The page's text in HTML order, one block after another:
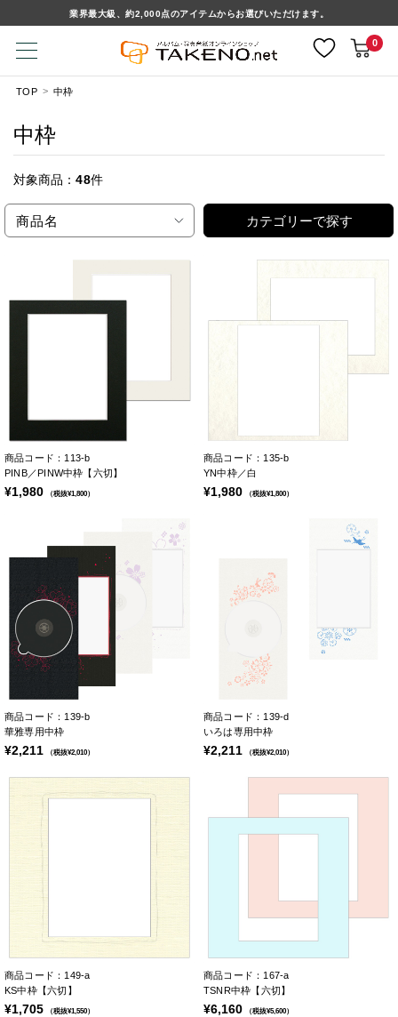
業界最大級、約2,000点のアイテムからお選びいただけます。
0
TOP 中枠
中枠
対象商品： 48件
商品名 カテゴリーで探す
商品コード：113-b
PINB／PINW中枠【六切】
¥1,980 （税抜¥1,800）
商品コード：135-b
YN中枠／白
¥1,980 （税抜¥1,800）
商品コード：139-b
華雅専用中枠
¥2,211 （税抜¥2,010）
商品コード：139-d
いろは専用中枠
¥2,211 （税抜¥2,010）
商品コード：149-a
KS中枠【六切】
¥1,705 （税抜¥1,550）
商品コード：167-a
TSNR中枠【六切】
¥6,160 （税抜¥5,600）